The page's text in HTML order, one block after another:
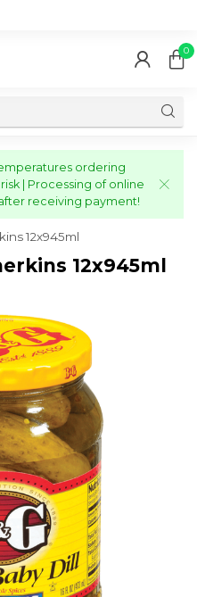
0
ordering
| Processing of online
receiving payment!
12x945ml
12x945ml